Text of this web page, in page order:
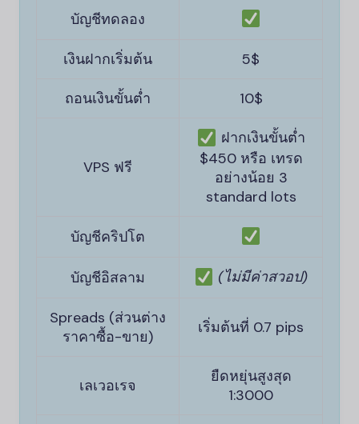
บัญชีทดลอง
เงินฝากเริ่มต้น 5$
ถอนเงินขั้นต่ำ 10$
VPS ฟรี
ฝากเงินขั้นต่ำ
$450 หรือ เทรด
อย่างน้อย 3
standard lots
บัญชีคริปโต
บัญชีอิสลาม (ไม่มีค่าสวอป)
Spreads (ส่วนต่าง
ราคาซื้อ-ขาย)
เริ่มต้นที่ 0.7 pips
เลเวอเรจ
ยืดหยุ่นสูงสุด
1:3000